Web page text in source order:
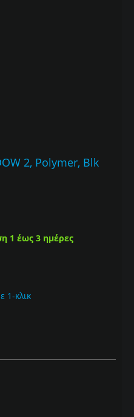
2, Polymer, Blk
1 έως 3 ημέρες
1-κλικ